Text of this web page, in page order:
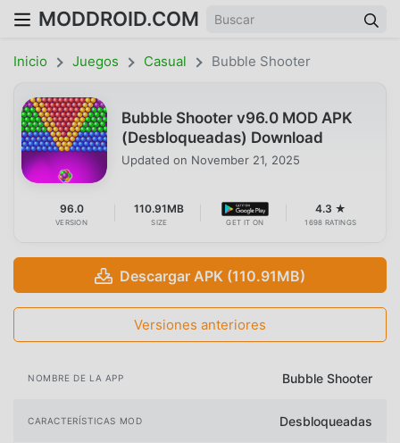
MODDROID.COM
Inicio Juegos Casual Bubble Shooter
Bubble Shooter v96.0 MOD APK
(Desbloqueadas) Download
Updated on November 21, 2025
96.0
VERSION
110.91MB
SIZE GET IT ON
4.3 ★
1698 RATINGS
Descargar APK (110.91MB)
Versiones anteriores
NOMBRE DE LA APP Bubble Shooter
CARACTERÍSTICAS MOD Desbloqueadas